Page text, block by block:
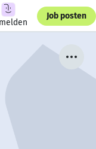
Job posten